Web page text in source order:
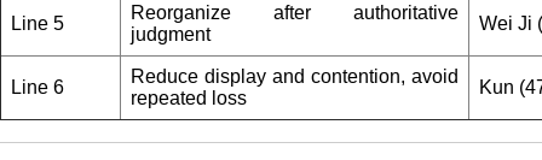
Line 5
Reorganize after authoritative
judgment
Wei Ji
Line 6
Reduce display and contention, avoid
repeated loss
Kun